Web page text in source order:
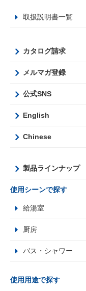
取扱説明書一覧
カタログ請求
メルマガ登録
公式SNS
English
Chinese
製品ラインナップ
使用シーンで探す
給湯室
厨房
バス・シャワー
使用用途で探す